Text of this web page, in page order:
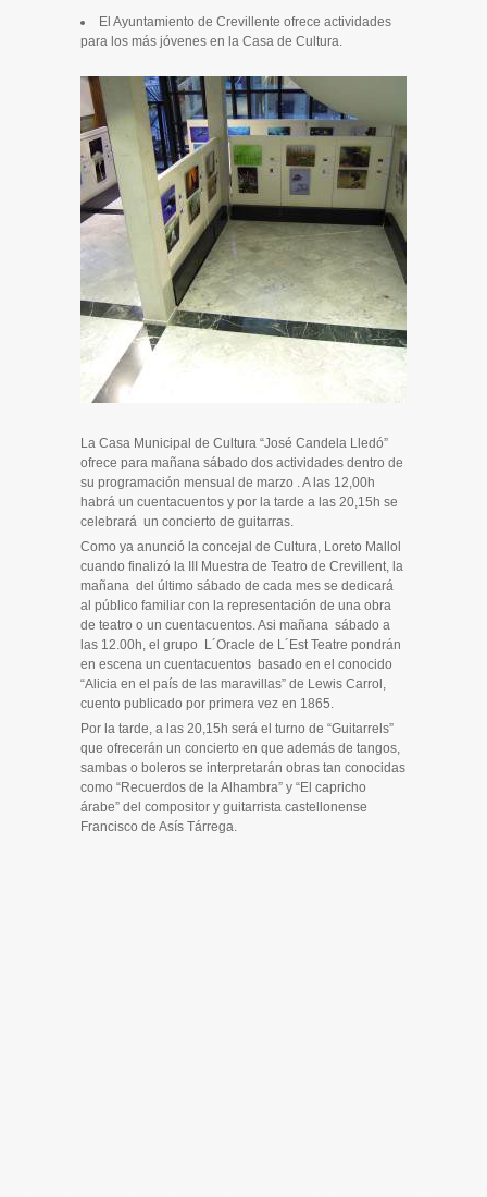
El Ayuntamiento de Crevillente ofrece actividades
para los más jóvenes en la Casa de Cultura.
La Casa Municipal de Cultura “José Candela Lledó”
ofrece para mañana sábado dos actividades dentro de
su programación mensual de marzo . A las 12,00h
habrá un cuentacuentos y por la tarde a las 20,15h se
celebrará un concierto de guitarras.
Como ya anunció la concejal de Cultura, Loreto Mallol
cuando finalizó la III Muestra de Teatro de Crevillent, la
mañana del último sábado de cada mes se dedicará
al público familiar con la representación de una obra
de teatro o un cuentacuentos. Asi mañana sábado a
las 12.00h, el grupo L´Oracle de L´Est Teatre pondrán
en escena un cuentacuentos basado en el conocido
“Alicia en el país de las maravillas” de Lewis Carrol,
cuento publicado por primera vez en 1865.
Por la tarde, a las 20,15h será el turno de “Guitarrels”
que ofrecerán un concierto en que además de tangos,
sambas o boleros se interpretarán obras tan conocidas
como “Recuerdos de la Alhambra” y “El capricho
árabe” del compositor y guitarrista castellonense
Francisco de Asís Tárrega.